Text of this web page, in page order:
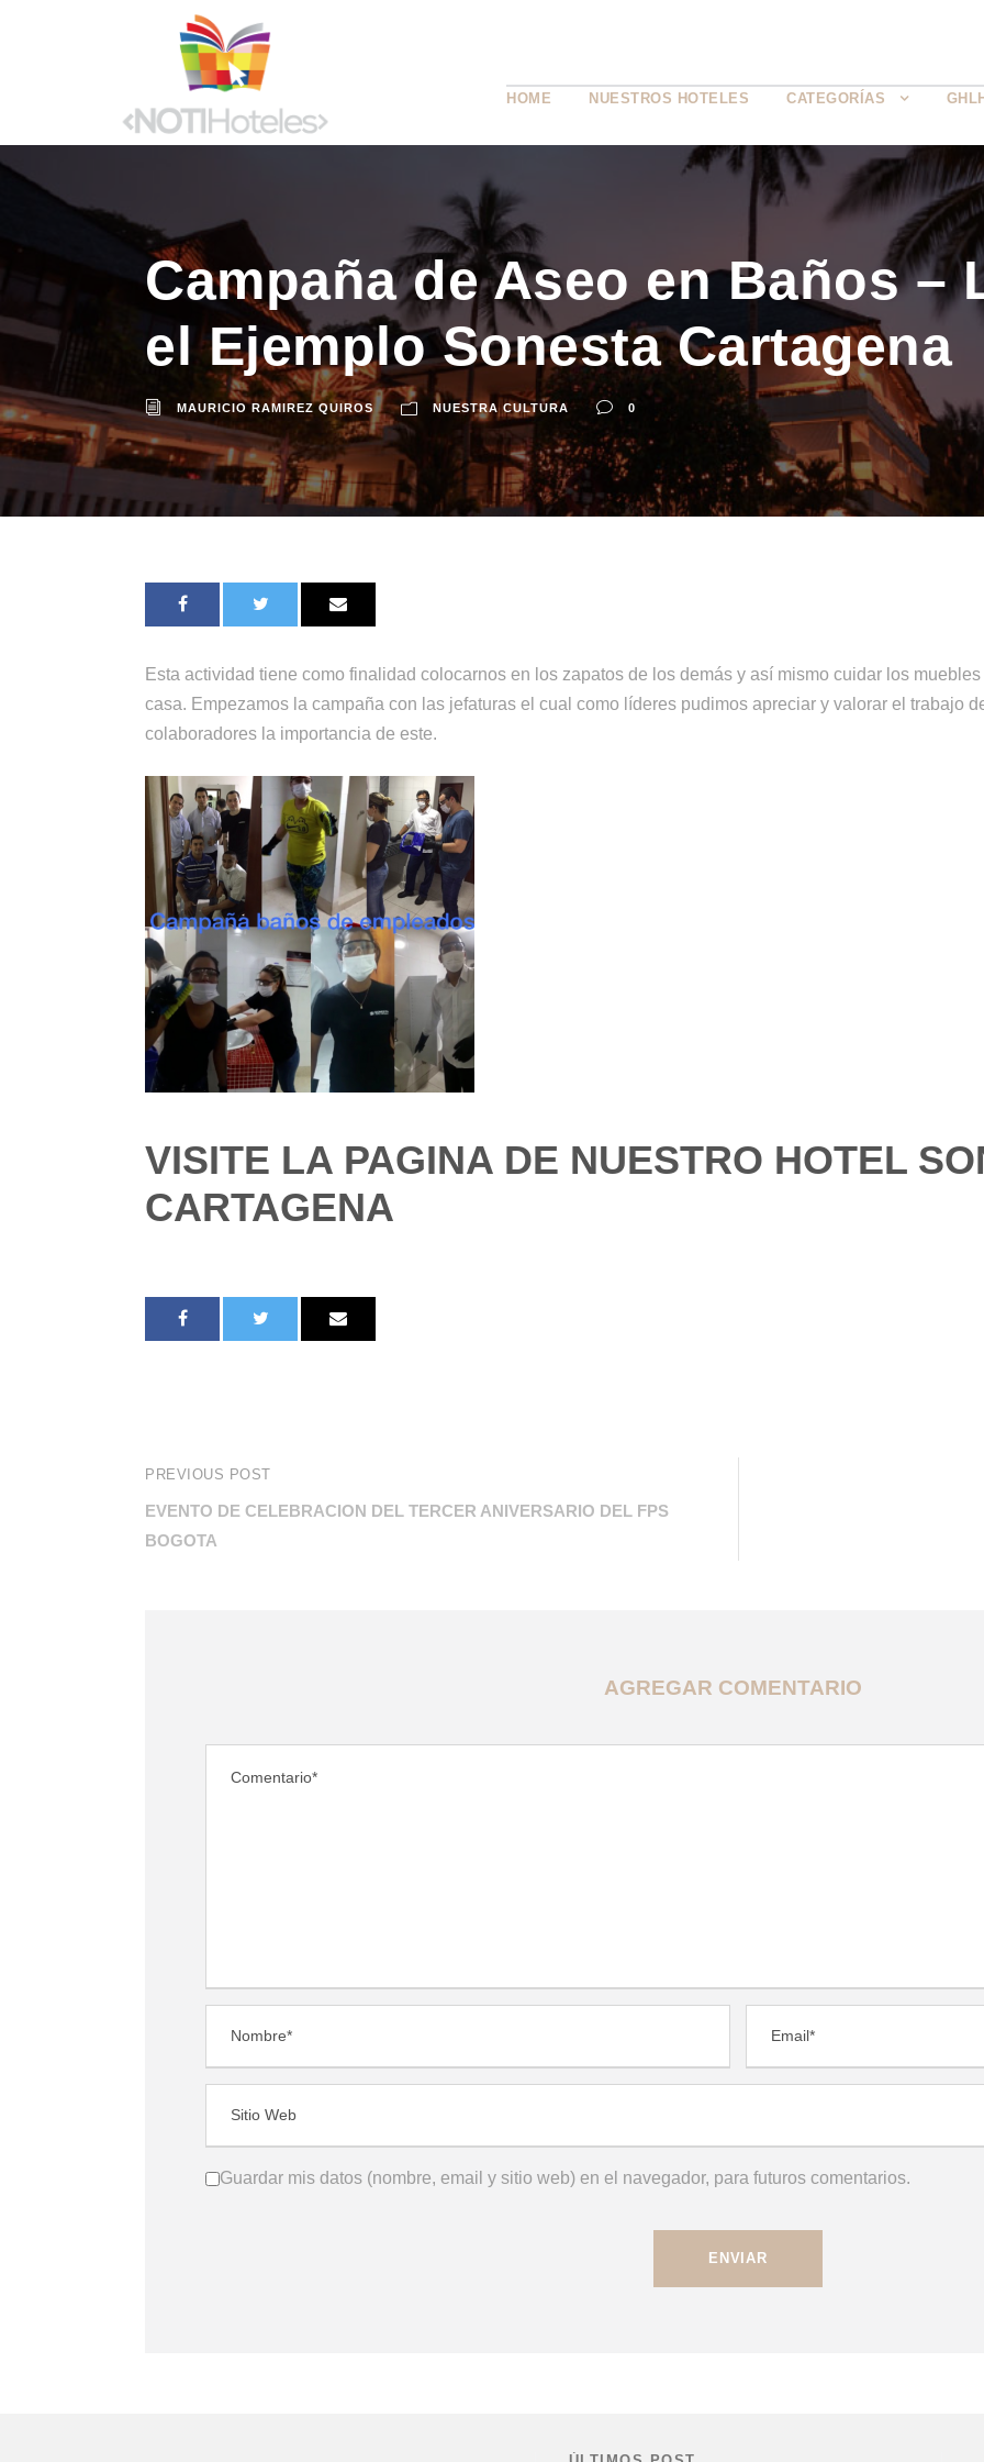
HOME NUESTROS HOTELES CATEGORÍAS
Campaña de Aseo en Baños –
el Ejemplo Sonesta Cartagena
MAURICIO RAMIREZ QUIROS NUESTRA CULTURA 0
Esta actividad tiene como finalidad colocarnos en los zapatos de los demás y así mismo cuidar los
casa. Empezamos la campaña con las jefaturas el cual como líderes pudimos apreciar y valorar el trabajo
colaboradores la importancia de este.
VISITE LA PAGINA DE NUESTRO HOTEL
CARTAGENA
PREVIOUS POST
EVENTO DE CELEBRACION DEL TERCER ANIVERSARIO DEL FPS
BOGOTA
AGREGAR COMENTARIO
Guardar mis datos (nombre, email y sitio web) en el navegador, para futuros comentarios.